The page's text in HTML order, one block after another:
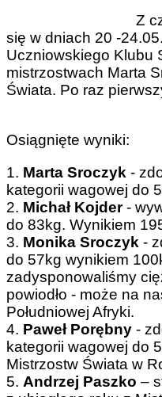
Z
się w dniach 20 -
Uczniowskiego Klubu
mistrzostwach Marta
Świata. Po raz
Osiągnięte wyniki:
1. Marta Sroczyk -
kategorii wagowej do
2. Michał Kojder-
do 83kg. Wynikiem
3. Monika Sroczyk -
do 57kg wynikiem
zadysponowaliśmy
powiodło - może na
Południowej Afryki.
4. Paweł Porębny -
kategorii wagowej do
Mistrzostw Świata w
5. Andrzej Paszko –